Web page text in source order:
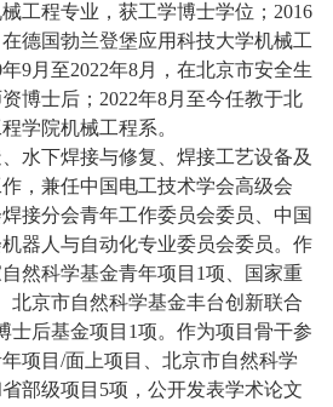
工程专业，获工学博士学位；2016
德国勃兰登堡应用科技大学机械工
9月至2022年8月，在北京市安全生
博士后；2022年8月至今任教于北
学院机械工程系。
水下焊接与修复、焊接工艺设备及
，兼任中国电工技术学会高级会
接分会青年工作委员会委员、中国
器人与自动化专业委员会委员。作
然科学基金青年项目1项、国家重
北京市自然科学基金丰台创新联合
士后基金项目1项。作为项目骨干参
项目/面上项目、北京市自然科学
部级项目5项，公开发表学术论文